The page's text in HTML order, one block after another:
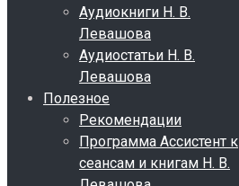
Аудиокниги Н. В.
Левашова
Аудиостатьи Н. В.
Левашова
Полезное
Рекомендации
Программа Ассистент к
сеансам и книгам Н. В.